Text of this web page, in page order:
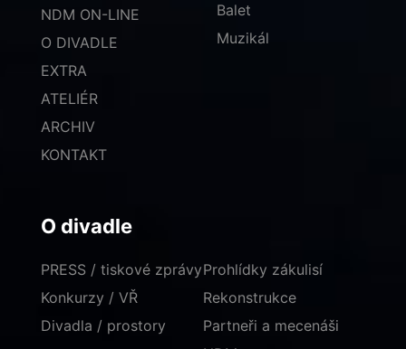
NDM ON-LINE
O DIVADLE
EXTRA
ATELIÉR
ARCHIV
KONTAKT
Balet
Muzikál
O divadle
PRESS / tiskové zprávy
Konkurzy / VŘ
Divadla / prostory
Prohlídky zákulisí
Rekonstrukce
Partneři a mecenáši